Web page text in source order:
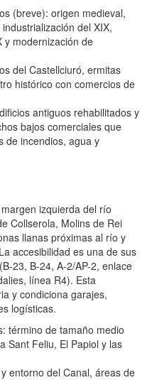
(breve): origen medieval,
del XIX,
y modernización de
del Castellciuró, ermitas
histórico con comercios de
antiguos rehabilitados y
bajos comerciales que
de incendios, agua y
izquierda del río
Collserola, Molins de Rei
llanas próximas al río y
accesibilidad es una de sus
23, B-24, A-2/AP-2, enlace
línea R4). Esta
y condiciona garajes,
logísticas.
término de tamaño medio
Sant Feliu, El Papiol y las
entorno del Canal, áreas de